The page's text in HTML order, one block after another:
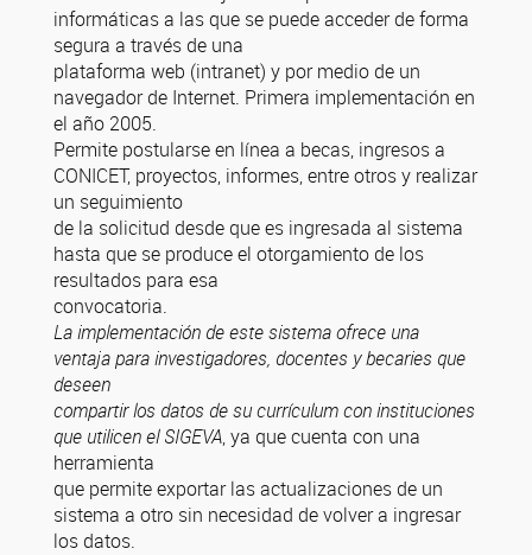
informáticas a las que se puede acceder de forma
segura a través de una
plataforma web (intranet) y por medio de un
navegador de Internet. Primera implementación en
el año 2005.
Permite postularse en línea a becas, ingresos a
CONICET, proyectos, informes, entre otros y realizar
un seguimiento
de la solicitud desde que es ingresada al sistema
hasta que se produce el otorgamiento de los
resultados para esa
convocatoria.
La implementación de este sistema ofrece una
ventaja para investigadores, docentes y becaries que
deseen
compartir los datos de su currículum con instituciones
que utilicen el SIGEVA, ya que cuenta con una
herramienta
que permite exportar las actualizaciones de un
sistema a otro sin necesidad de volver a ingresar
los datos.